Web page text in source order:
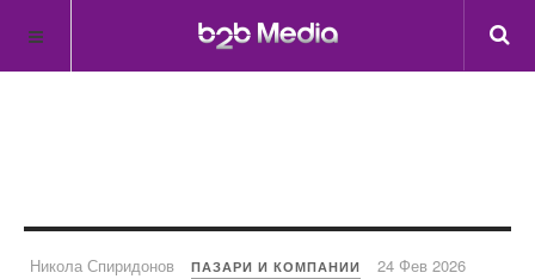
Никола Спиридонов ПАЗАРИ И КОМПАНИИ 24 Фев 2026